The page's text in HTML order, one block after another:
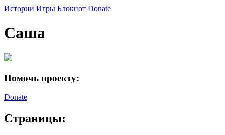
Истории Игры Блокнот Donate
Саша
Помочь проекту:
Donate
Страницы: